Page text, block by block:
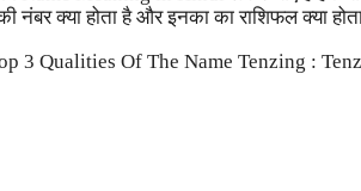
क्या होता है और इनका का राशिफल क्या